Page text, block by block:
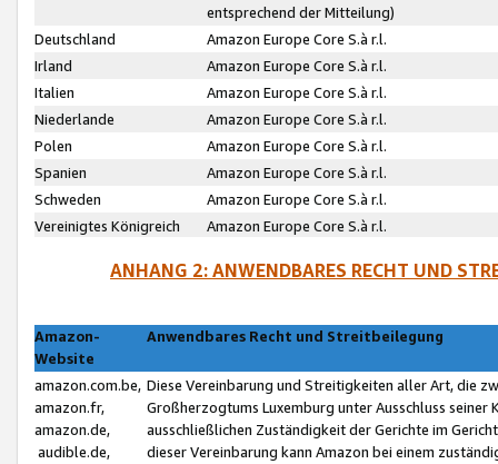
entsprechend der Mitteilung)
Deutschland
Amazon Europe Core S.à r.l.
Irland
Amazon Europe Core S.à r.l.
Italien
Amazon Europe Core S.à r.l.
Niederlande
Amazon Europe Core S.à r.l.
Polen
Amazon Europe Core S.à r.l.
Spanien
Amazon Europe Core S.à r.l.
Schweden
Amazon Europe Core S.à r.l.
Vereinigtes Königreich
Amazon Europe Core S.à r.l.
ANHANG 2: ANWENDBARES RECHT UND
Amazon-
Website
Anwendbares Recht und Streitbeilegung
amazon.com.be,
amazon.fr,
amazon.de,
audible.de,
Diese Vereinbarung und Streitigkeiten aller Art, die
Großherzogtums Luxemburg unter Ausschluss
ausschließlichen Zuständigkeit der Gerichte im
dieser Vereinbarung kann Amazon bei einem